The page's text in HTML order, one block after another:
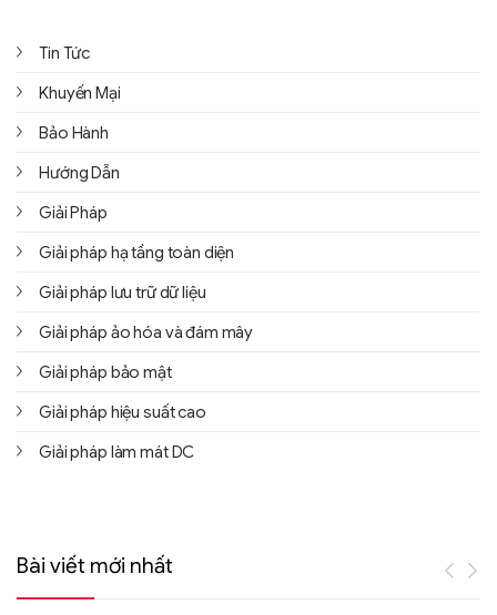
Tin Tức
Khuyến Mại
Bảo Hành
Hướng Dẫn
Giải Pháp
Giải pháp hạ tầng toàn diện
Giải pháp lưu trữ dữ liệu
Giải pháp ảo hóa và đám mây
Giải pháp bảo mật
Giải pháp hiệu suất cao
Giải pháp làm mát DC
Bài viết mới nhất